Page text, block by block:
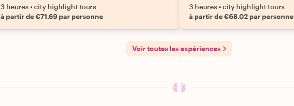
3 heures•city highlight tours
à partir de €71.69 par personne
3 heures•city highlight tours
à partir de €68.02 par personne
Voir toutes les expériences